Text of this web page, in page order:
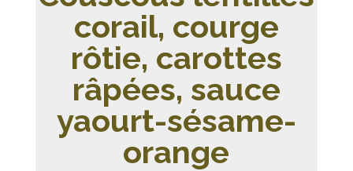
corail, courge
rôtie, carottes
râpées, sauce
yaourt-sésame-
orange